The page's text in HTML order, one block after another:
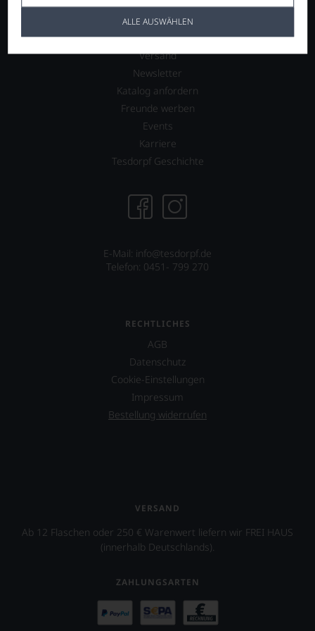
ALLE AUSWÄHLEN
Kontakt
FAQs
Versand
Newsletter
Katalog anfordern
Freunde werben
Events
Karriere
Tesdorpf Geschichte
E-Mail: info@tesdorpf.de
Telefon: 0451- 799 270
RECHTLICHES
AGB
Datenschutz
Cookie-Einstellungen
Impressum
Bestellung widerrufen
VERSAND
Ab 12 Flaschen oder 250 € Warenwert liefern wir FREI HAUS
(innerhalb Deutschlands).
ZAHLUNGSARTEN